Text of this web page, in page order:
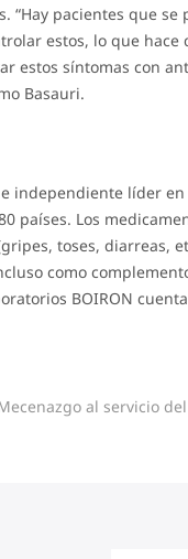
“Hay pacientes que
estos, lo que
estos síntomas con
Basauri.
independiente líder
países. Los
toses, diarreas,
como
BOIRON
al servicio